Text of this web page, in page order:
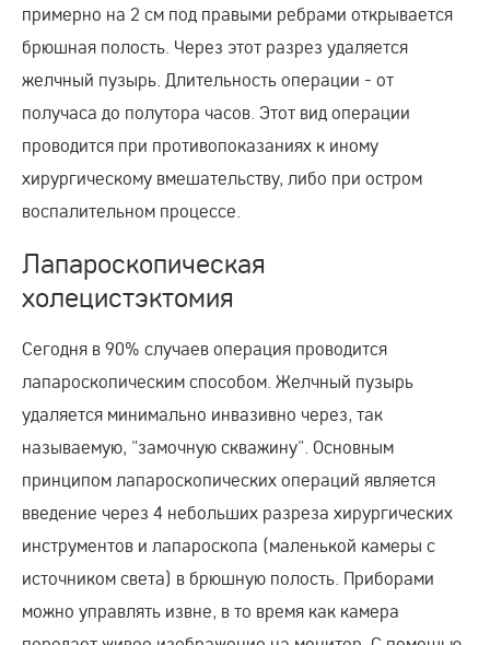
примерно на 2 см под правыми ребрами открывается
брюшная полость. Через этот разрез удаляется
желчный пузырь. Длительность операции - от
получаса до полутора часов. Этот вид операции
проводится при противопоказаниях к иному
хирургическому вмешательству, либо при остром
воспалительном процессе.
Лапароскопическая
холецистэктомия
Сегодня в 90% случаев операция проводится
лапароскопическим способом. Желчный пузырь
удаляется минимально инвазивно через, так
называемую, "замочную скважину". Основным
принципом лапароскопических операций является
введение через 4 небольших разреза хирургических
инструментов и лапароскопа (маленькой камеры с
источником света) в брюшную полость. Приборами
можно управлять извне, в то время как камера